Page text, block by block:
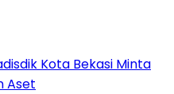
Kota Bekasi Minta
Aset